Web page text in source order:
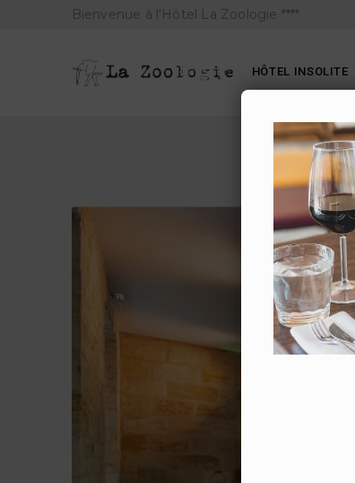
Bienvenue à l'Hôtel La Zoologie ****
HÔTEL INSOLITE